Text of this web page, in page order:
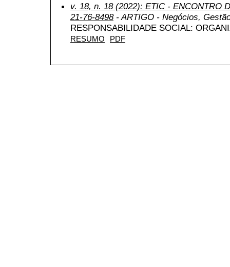
v. 18, n. 18 (2022): ETIC - ENCONTRO
21-76-8498- ARTIGO - Negócios,
RESPONSABILIDADE SOCIAL:
RESUMO PDF